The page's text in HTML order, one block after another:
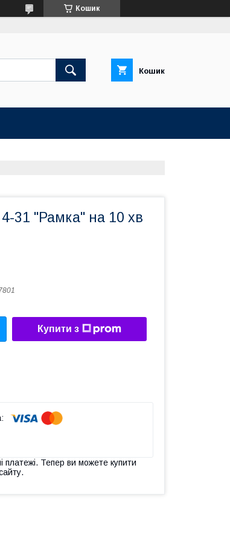
Кошик
Кошик
31 "Рамка" на 10 хв
Купити з
платежі. Тепер ви можете купити